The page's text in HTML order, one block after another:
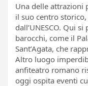
Una delle attrazioni
il suo centro
dall’UNESCO. Qui
barocchi, come il
Sant’Agata, che
Altro luogo
anfiteatro romano
oggi ospita eventi